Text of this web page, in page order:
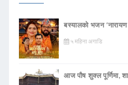
बस्यालको भजन ‘नारायण
५ महिना अगाडि
आज पौष शुक्ल पूर्णिमा,